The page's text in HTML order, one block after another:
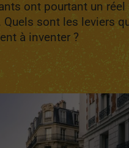
ont pourtant un réel
Quels sont les leviers
à inventer ?